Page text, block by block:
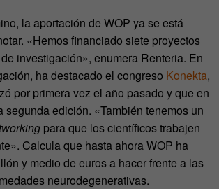
la aportación de WOP ya se está
«Hemos financiado siete proyectos
investigación», enumera Renteria. En
ha destacado el congreso Konekta,
por primera vez el año pasado y que en
segunda edición. «También tenemos un
para que los científicos trabajen
Calcula que hasta ahora WOP ha
y medio de euros a hacer frente a las
neurodegenerativas.